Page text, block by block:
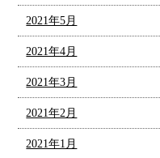
2021年5月
2021年4月
2021年3月
2021年2月
2021年1月